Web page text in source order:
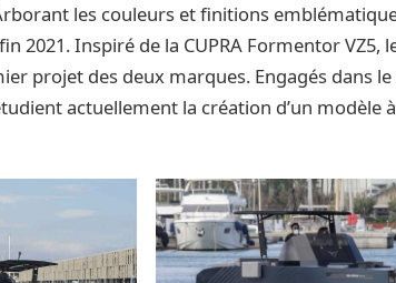
les couleurs et finitions
2021. Inspiré de la CUPRA Formentor VZ5,
projet des deux marques. Engagés dans
actuellement la création d’un modèle